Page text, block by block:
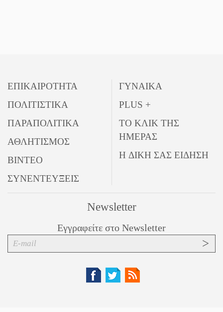
ΕΠΙΚΑΙΡΟΤΗΤΑ
ΠΟΛΙΤΙΣΤΙΚΑ
ΠΑΡΑΠΟΛΙΤΙΚΑ
ΑΘΛΗΤΙΣΜΟΣ
ΒΙΝΤΕΟ
ΣΥΝΕΝΤΕΥΞΕΙΣ
ΓΥΝΑΙΚΑ
PLUS +
ΤΟ ΚΛΙΚ ΤΗΣ
ΗΜΕΡΑΣ
Η ΔΙΚΗ ΣΑΣ ΕΙΔΗΣΗ
Newsletter
Εγγραφείτε στο Newsletter